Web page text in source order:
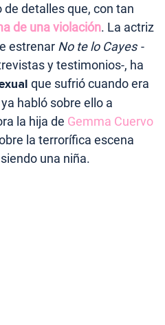
detalles que, con tan
de una violación. La actriz
estrenar No te lo Cayes -
y testimonios-, ha
que sufrió cuando era
habló sobre ello a
la hija de Gemma Cuervo
la terrorífica escena
una niña.